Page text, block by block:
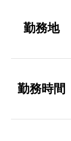
勤務地
勤務時間